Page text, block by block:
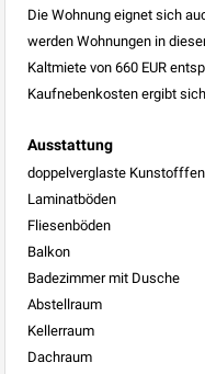
Die Wohnung eignet sich
werden Wohnungen in
Kaltmiete von 660 EUR
Kaufnebenkosten ergibt
Ausstattung
doppelverglaste
Laminatböden
Fliesenböden
Balkon
Badezimmer mit Dusche
Abstellraum
Kellerraum
Dachraum